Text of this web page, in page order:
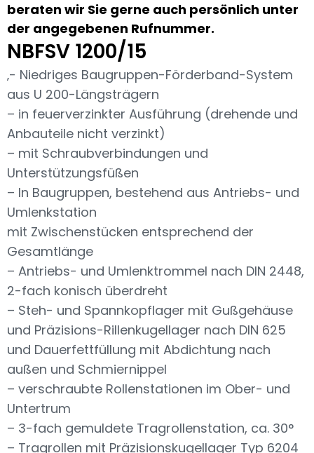
beraten wir Sie gerne auch persönlich unter
der angegebenen Rufnummer.
NBFSV 1200/15
‚- Niedriges Baugruppen-Förderband-System
aus U 200-Längsträgern
– in feuerverzinkter Ausführung (drehende und
Anbauteile nicht verzinkt)
– mit Schraubverbindungen und
Unterstützungsfüßen
– In Baugruppen, bestehend aus Antriebs- und
Umlenkstation
mit Zwischenstücken entsprechend der
Gesamtlänge
– Antriebs- und Umlenktrommel nach DIN 2448,
2-fach konisch überdreht
– Steh- und Spannkopflager mit Gußgehäuse
und Präzisions-Rillenkugellager nach DIN 625
und Dauerfettfüllung mit Abdichtung nach
außen und Schmiernippel
– verschraubte Rollenstationen im Ober- und
Untertrum
– 3-fach gemuldete Tragrollenstation, ca. 30°
– Tragrollen mit Präzisionskugellager Typ 6204